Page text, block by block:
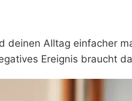
deinen Alltag einfacher
Ereignis braucht